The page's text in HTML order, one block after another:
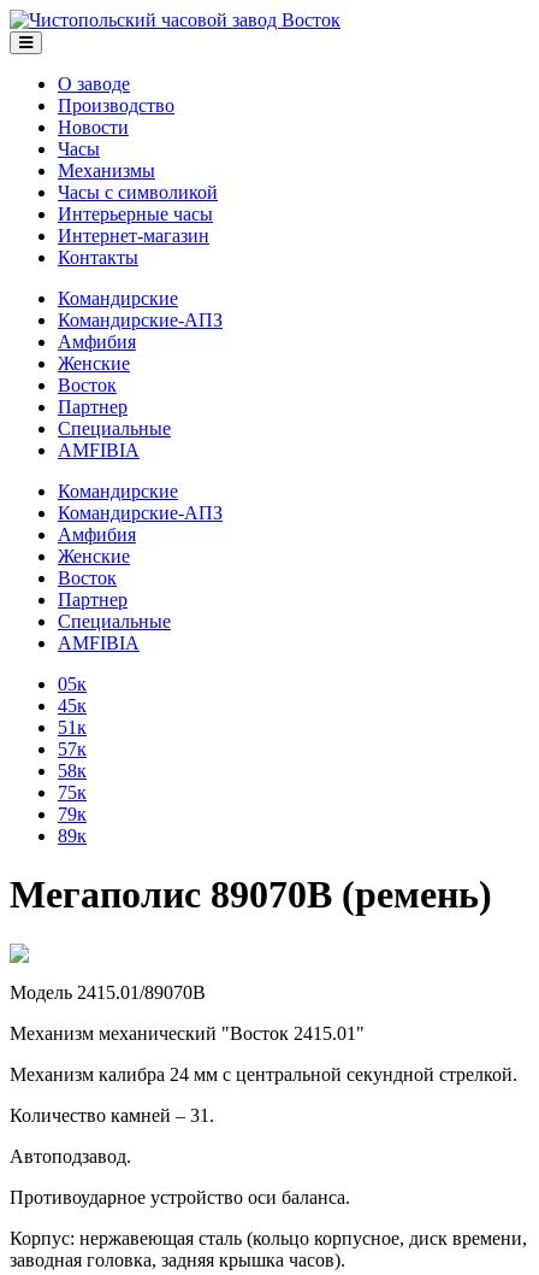
О заводе
Производство
Новости
Часы
Механизмы
Часы с символикой
Интерьерные часы
Интернет-магазин
Контакты
Командирские
Командирские-АПЗ
Амфибия
Женские
Восток
Партнер
Специальные
AMFIBIA
Командирские
Командирские-АПЗ
Амфибия
Женские
Восток
Партнер
Специальные
AMFIBIA
05к
45к
51к
57к
58к
75к
79к
89к
Мегаполис 89070В (ремень)
Модель 2415.01/89070В
Механизм механический "Восток 2415.01"
Механизм калибра 24 мм с центральной секундной стрелкой.
Количество камней – 31.
Автоподзавод.
Противоударное устройство оси баланса.
Корпус: нержавеющая сталь (кольцо корпусное, диск времени,
заводная головка, задняя крышка часов).